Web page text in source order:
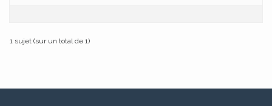
1 sujet (sur un total de 1)